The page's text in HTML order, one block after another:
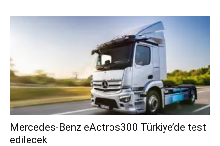
Mercedes-Benz eActros300 Türkiye’de test
edilecek